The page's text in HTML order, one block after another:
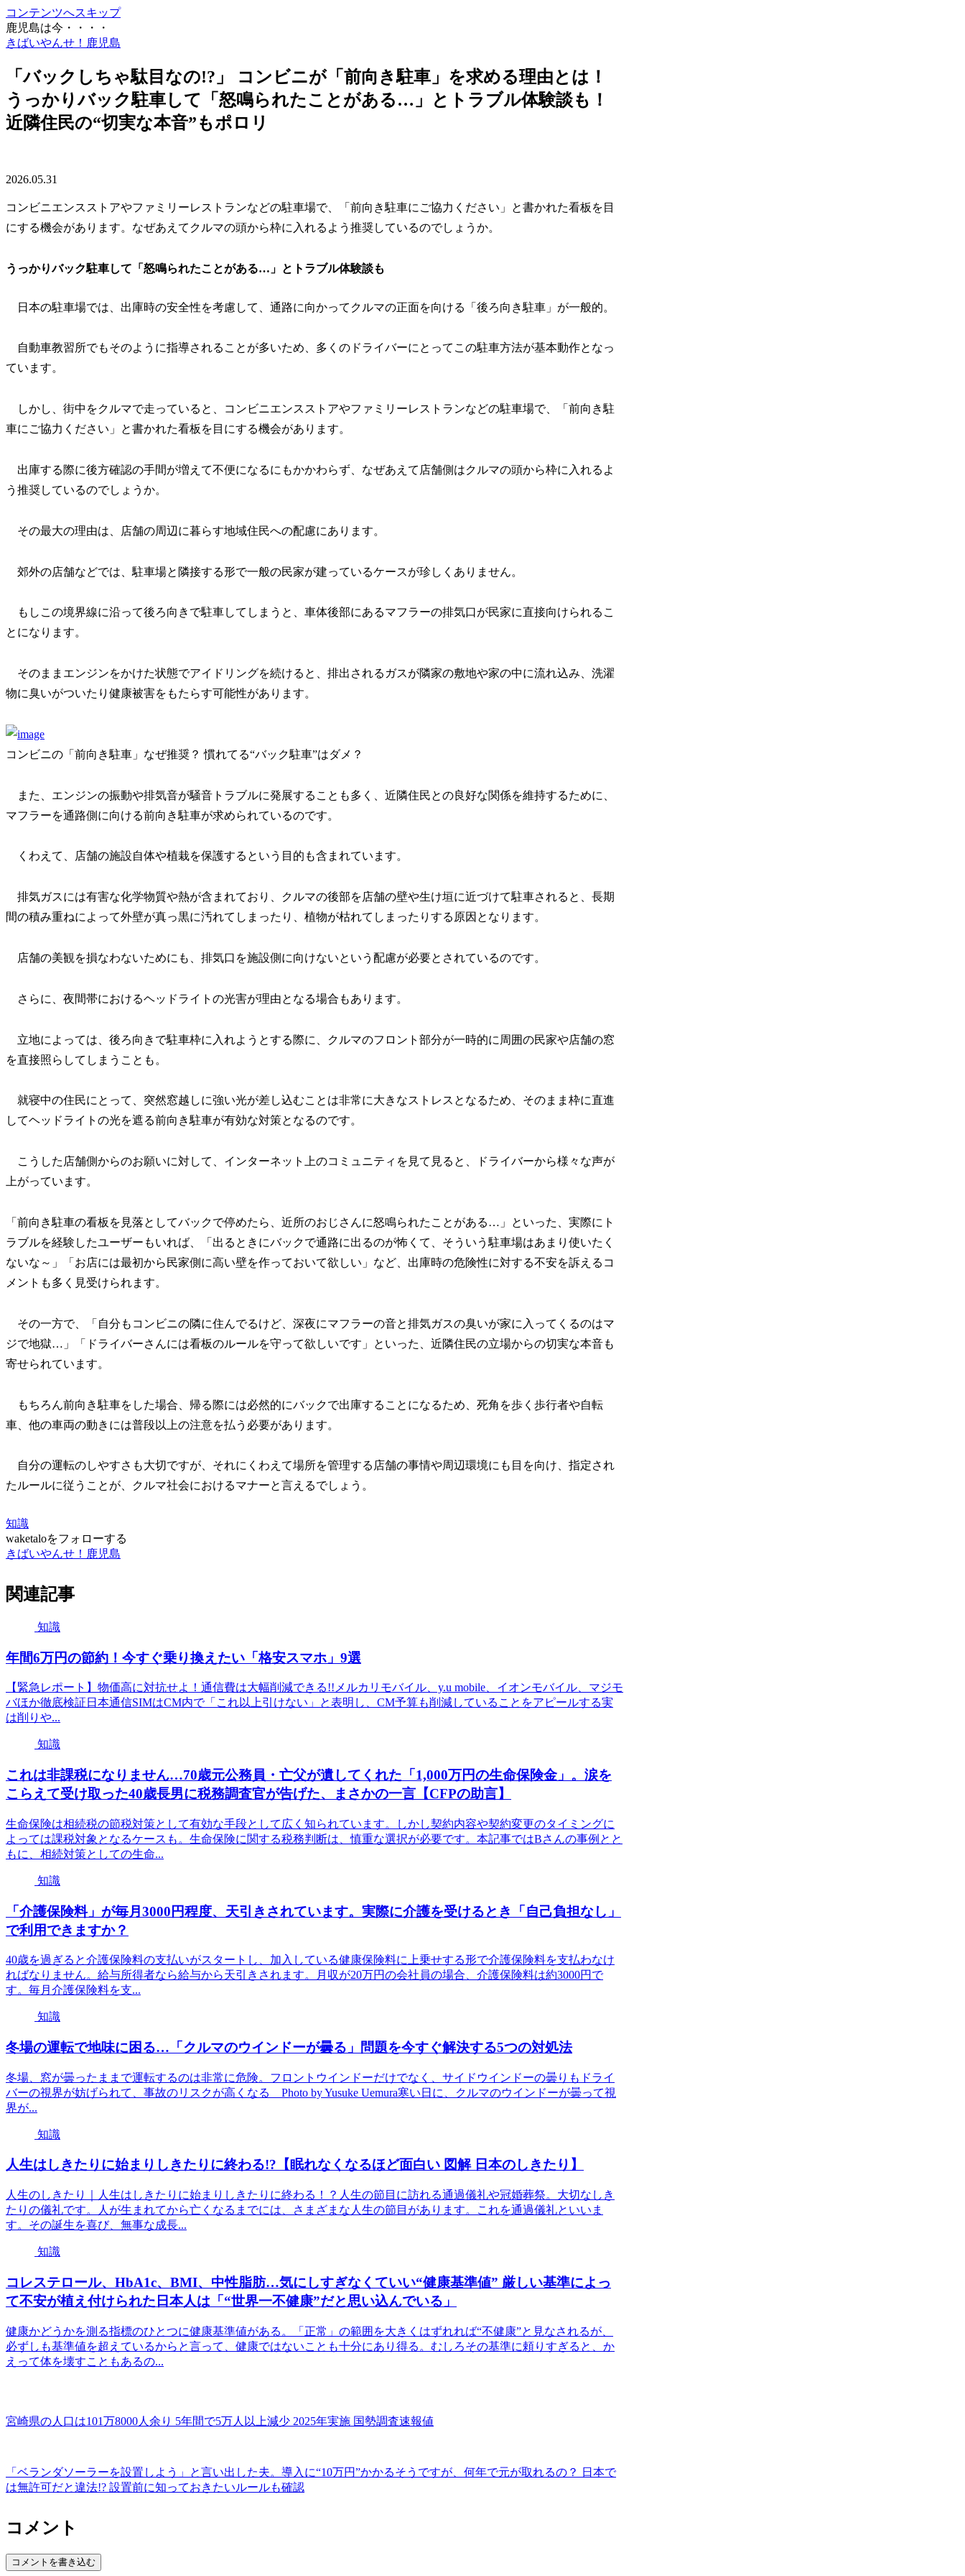
コンテンツへスキップ
鹿児島は今・・・・
きばいやんせ！鹿児島
「バックしちゃ駄目なの!?」 コンビニが「前向き駐車」を求める理由とは！
うっかりバック駐車して「怒鳴られたことがある…」とトラブル体験談も！
近隣住民の“切実な本音”もポロリ
2026.05.31
コンビニエンスストアやファミリーレストランなどの駐車場で、「前向き駐車にご協力ください」と書かれた看板を目
にする機会があります。なぜあえてクルマの頭から枠に入れるよう推奨しているのでしょうか。
うっかりバック駐車して「怒鳴られたことがある…」とトラブル体験談も
日本の駐車場では、出庫時の安全性を考慮して、通路に向かってクルマの正面を向ける「後ろ向き駐車」が一般的。
自動車教習所でもそのように指導されることが多いため、多くのドライバーにとってこの駐車方法が基本動作となっ
ています。
しかし、街中をクルマで走っていると、コンビニエンスストアやファミリーレストランなどの駐車場で、「前向き駐
車にご協力ください」と書かれた看板を目にする機会があります。
出庫する際に後方確認の手間が増えて不便になるにもかかわらず、なぜあえて店舗側はクルマの頭から枠に入れるよ
う推奨しているのでしょうか。
その最大の理由は、店舗の周辺に暮らす地域住民への配慮にあります。
郊外の店舗などでは、駐車場と隣接する形で一般の民家が建っているケースが珍しくありません。
もしこの境界線に沿って後ろ向きで駐車してしまうと、車体後部にあるマフラーの排気口が民家に直接向けられるこ
とになります。
そのままエンジンをかけた状態でアイドリングを続けると、排出されるガスが隣家の敷地や家の中に流れ込み、洗濯
物に臭いがついたり健康被害をもたらす可能性があります。
コンビニの「前向き駐車」なぜ推奨？ 慣れてる“バック駐車”はダメ？
また、エンジンの振動や排気音が騒音トラブルに発展することも多く、近隣住民との良好な関係を維持するために、
マフラーを通路側に向ける前向き駐車が求められているのです。
くわえて、店舗の施設自体や植栽を保護するという目的も含まれています。
排気ガスには有害な化学物質や熱が含まれており、クルマの後部を店舗の壁や生け垣に近づけて駐車されると、長期
間の積み重ねによって外壁が真っ黒に汚れてしまったり、植物が枯れてしまったりする原因となります。
店舗の美観を損なわないためにも、排気口を施設側に向けないという配慮が必要とされているのです。
さらに、夜間帯におけるヘッドライトの光害が理由となる場合もあります。
立地によっては、後ろ向きで駐車枠に入れようとする際に、クルマのフロント部分が一時的に周囲の民家や店舗の窓
を直接照らしてしまうことも。
就寝中の住民にとって、突然窓越しに強い光が差し込むことは非常に大きなストレスとなるため、そのまま枠に直進
してヘッドライトの光を遮る前向き駐車が有効な対策となるのです。
こうした店舗側からのお願いに対して、インターネット上のコミュニティを見て見ると、ドライバーから様々な声が
上がっています。
「前向き駐車の看板を見落としてバックで停めたら、近所のおじさんに怒鳴られたことがある…」といった、実際にト
ラブルを経験したユーザーもいれば、「出るときにバックで通路に出るのが怖くて、そういう駐車場はあまり使いたく
ないな～」「お店には最初から民家側に高い壁を作っておいて欲しい」など、出庫時の危険性に対する不安を訴えるコ
メントも多く見受けられます。
その一方で、「自分もコンビニの隣に住んでるけど、深夜にマフラーの音と排気ガスの臭いが家に入ってくるのはマ
ジで地獄…」「ドライバーさんには看板のルールを守って欲しいです」といった、近隣住民の立場からの切実な本音も
寄せられています。
もちろん前向き駐車をした場合、帰る際には必然的にバックで出庫することになるため、死角を歩く歩行者や自転
車、他の車両の動きには普段以上の注意を払う必要があります。
自分の運転のしやすさも大切ですが、それにくわえて場所を管理する店舗の事情や周辺環境にも目を向け、指定され
たルールに従うことが、クルマ社会におけるマナーと言えるでしょう。
知識
waketaloをフォローする
きばいやんせ！鹿児島
関連記事
知識
年間6万円の節約！今すぐ乗り換えたい「格安スマホ」9選
【緊急レポート】物価高に対抗せよ！通信費は大幅削減できる!!メルカリモバイル、y.u mobile、イオンモバイル、マジモ
バほか徹底検証日本通信SIMはCM内で「これ以上引けない」と表明し、CM予算も削減していることをアピールする実
は削りや...
知識
これは非課税になりません…70歳元公務員・亡父が遺してくれた「1,000万円の生命保険金」。涙を
こらえて受け取った40歳長男に税務調査官が告げた、まさかの一言【CFPの助言】
生命保険は相続税の節税対策として有効な手段として広く知られています。しかし契約内容や契約変更のタイミングに
よっては課税対象となるケースも。生命保険に関する税務判断は、慎重な選択が必要です。本記事ではBさんの事例とと
もに、相続対策としての生命...
知識
「介護保険料」が毎月3000円程度、天引きされています。実際に介護を受けるとき「自己負担なし」
で利用できますか？
40歳を過ぎると介護保険料の支払いがスタートし、加入している健康保険料に上乗せする形で介護保険料を支払わなけ
ればなりません。給与所得者なら給与から天引きされます。月収が20万円の会社員の場合、介護保険料は約3000円で
す。毎月介護保険料を支...
知識
冬場の運転で地味に困る…「クルマのウインドーが曇る」問題を今すぐ解決する5つの対処法
冬場、窓が曇ったままで運転するのは非常に危険。フロントウインドーだけでなく、サイドウインドーの曇りもドライ
バーの視界が妨げられて、事故のリスクが高くなる Photo by Yusuke Uemura寒い日に、クルマのウインドーが曇って視
界が...
知識
人生はしきたりに始まりしきたりに終わる!?【眠れなくなるほど面白い 図解 日本のしきたり】
人生のしきたり｜人生はしきたりに始まりしきたりに終わる！？人生の節目に訪れる通過儀礼や冠婚葬祭。大切なしき
たりの儀礼です。人が生まれてから亡くなるまでには、さまざまな人生の節目があります。これを通過儀礼といいま
す。その誕生を喜び、無事な成長...
知識
コレステロール、HbA1c、BMI、中性脂肪…気にしすぎなくていい“健康基準値” 厳しい基準によっ
て不安が植え付けられた日本人は「“世界一不健康”だと思い込んでいる」
健康かどうかを測る指標のひとつに健康基準値がある。「正常」の範囲を大きくはずれれば“不健康”と見なされるが、
必ずしも基準値を超えているからと言って、健康ではないことも十分にあり得る。むしろその基準に頼りすぎると、か
えって体を壊すこともあるの...
宮崎県の人口は101万8000人余り 5年間で5万人以上減少 2025年実施 国勢調査速報値
「ベランダソーラーを設置しよう」と言い出した夫。導入に“10万円”かかるそうですが、何年で元が取れるの？ 日本で
は無許可だと違法!? 設置前に知っておきたいルールも確認
コメント
コメントを書き込む